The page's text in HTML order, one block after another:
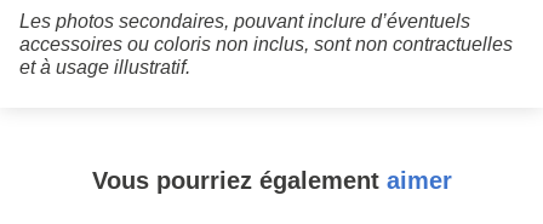
Les photos secondaires, pouvant inclure d’éventuels
accessoires ou coloris non inclus, sont non contractuelles
et à usage illustratif.
Vous pourriez également aimer